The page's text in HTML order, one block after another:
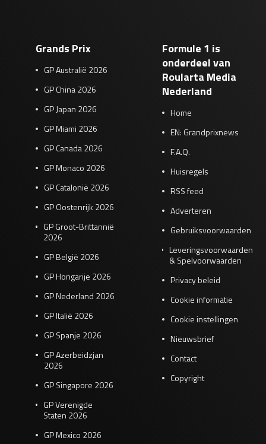
Grands Prix
GP Australië 2026
GP China 2026
GP Japan 2026
GP Miami 2026
GP Canada 2026
GP Monaco 2026
GP Catalonië 2026
GP Oostenrijk 2026
GP Groot-Brittannië
2026
GP België 2026
GP Hongarije 2026
GP Nederland 2026
GP Italië 2026
GP Spanje 2026
GP Azerbeidzjan
2026
GP Singapore 2026
GP Verenigde
Staten 2026
GP Mexico 2026
Formule 1 is
onderdeel van
Roularta Media
Nederland
Home
EN: Grandprixnews
F.A.Q.
Huisregels
RSS feed
Adverteren
Gebruiksvoorwaarden
Leveringsvoorwaarden
& Spelvoorwaarden
Privacy beleid
Cookie informatie
Cookie instellingen
Nieuwsbrief
Contact
Copyright